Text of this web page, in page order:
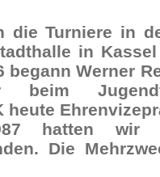
die Turniere in
in
begann Werner
beim
heute
hatten wir
Die